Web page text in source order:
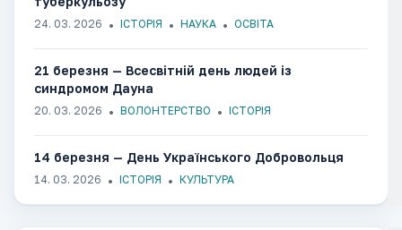
24. 03. 2026 ІСТОРІЯ НАУКА ОСВІТА
21 березня — Всесвітній день людей із
синдромом Дауна
20. 03. 2026 ВОЛОНТЕРСТВО ІСТОРІЯ
14 березня — День Українського Добровольця
14. 03. 2026 ІСТОРІЯ КУЛЬТУРА